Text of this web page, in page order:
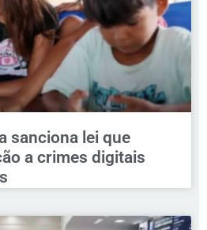
sanciona lei que
a crimes digitais